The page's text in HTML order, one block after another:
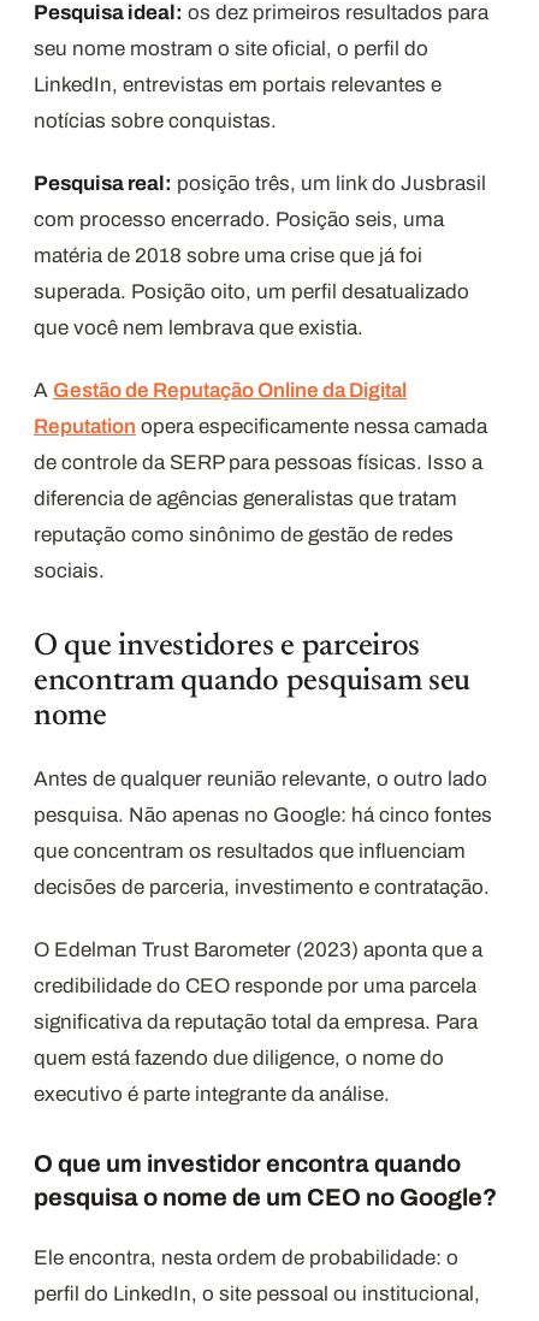
Pesquisa ideal: os dez primeiros resultados para
seu nome mostram o site oficial, o perfil do
LinkedIn, entrevistas em portais relevantes e
notícias sobre conquistas.
Pesquisa real: posição três, um link do Jusbrasil
com processo encerrado. Posição seis, uma
matéria de 2018 sobre uma crise que já foi
superada. Posição oito, um perfil desatualizado
que você nem lembrava que existia.
A Gestão de Reputação Online da Digital
Reputation opera especificamente nessa camada
de controle da SERP para pessoas físicas. Isso a
diferencia de agências generalistas que tratam
reputação como sinônimo de gestão de redes
sociais.
O que investidores e parceiros
encontram quando pesquisam seu
nome
Antes de qualquer reunião relevante, o outro lado
pesquisa. Não apenas no Google: há cinco fontes
que concentram os resultados que influenciam
decisões de parceria, investimento e contratação.
O Edelman Trust Barometer (2023) aponta que a
credibilidade do CEO responde por uma parcela
significativa da reputação total da empresa. Para
quem está fazendo due diligence, o nome do
executivo é parte integrante da análise.
O que um investidor encontra quando
pesquisa o nome de um CEO no Google?
Ele encontra, nesta ordem de probabilidade: o
perfil do LinkedIn, o site pessoal ou institucional,